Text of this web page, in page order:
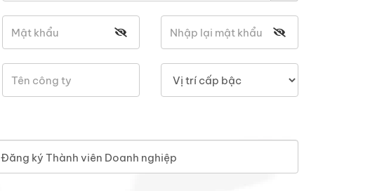
Đăng ký Thành viên Doanh nghiệp